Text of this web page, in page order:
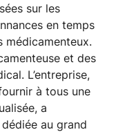
sur les
en temps
médicamenteux.
et des
L’entreprise,
à tous une
a
au grand